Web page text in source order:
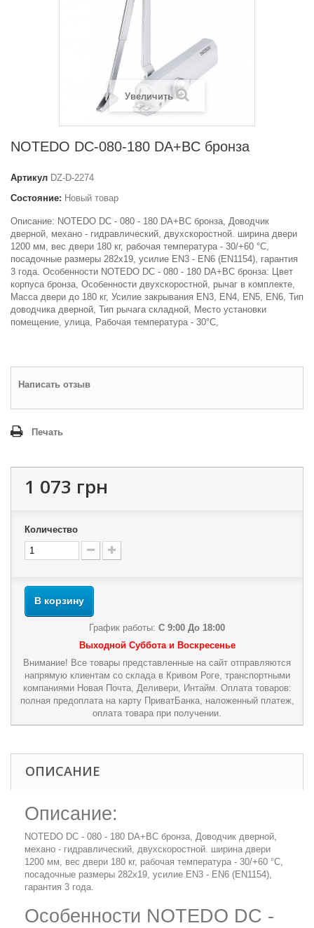
Увеличить
NOTEDO DC-080-180 DA+BC бронза
Артикул DZ-D-2274
Состояние: Новый товар
Описание: NOTEDO DC - 080 - 180 DA+BC бронза, Доводчик
дверной, механо - гидравлический, двухскоростной. ширина двери
1200 мм, вес двери 180 кг, рабочая температура - 30/+60 °С,
посадочные размеры 282х19, усилие EN3 - EN6 (EN1154), гарантия
3 года. Особенности NOTEDO DC - 080 - 180 DA+BC бронза: Цвет
корпуса бронза, Особенности двухскоростной, рычаг в комплекте,
Масса двери до 180 кг, Усилие закрывания EN3, EN4, EN5, EN6, Тип
доводчика дверной, Тип рычага складной, Место установки
помещение, улица, Рабочая температура - 30°С,
Написать отзыв
Печать
1 073 грн
Количество
В корзину
График работы: С 9:00 До 18:00
Выходной Суббота и Воскресенье
Внимание! Все товары представленные на сайт отправляются
напрямую клиентам со склада в Кривом Роге, транспортными
компаниями Новая Почта, Деливери, Интайм. Оплата товаров:
полная предоплата на карту ПриватБанка, наложенный платеж,
оплата товара при получении.
ОПИСАНИЕ
Описание:
NOTEDO DC - 080 - 180 DA+BC бронза, Доводчик дверной,
механо - гидравлический, двухскоростной. ширина двери
1200 мм, вес двери 180 кг, рабочая температура - 30/+60 °С,
посадочные размеры 282х19, усилие EN3 - EN6 (EN1154),
гарантия 3 года.
Особенности NOTEDO DC -